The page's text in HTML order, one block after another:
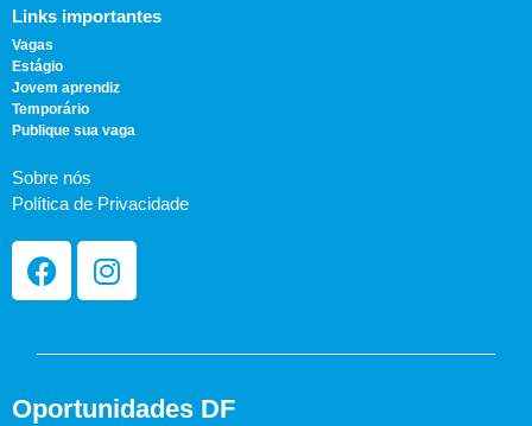
Links importantes
Vagas
Estágio
Jovem aprendiz
Temporário
Publique sua vaga
Sobre nós
Política de Privacidade
Oportunidades DF